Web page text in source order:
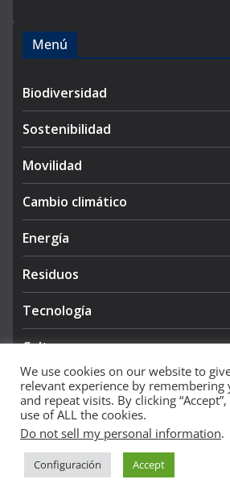
Menú
Biodiversidad
Sostenibilidad
Movilidad
Cambio climático
Energía
Residuos
Tecnología
Cultura
Copyright © 2026NIEVE AZUL 360
Theme:ColorMag Pro by ThemeGrill.
We use cookies on our website to
relevant experience by remembering
and repeat visits. By clicking
use of ALL the cookies.
Do not sell my personal information.
Configuración Accept